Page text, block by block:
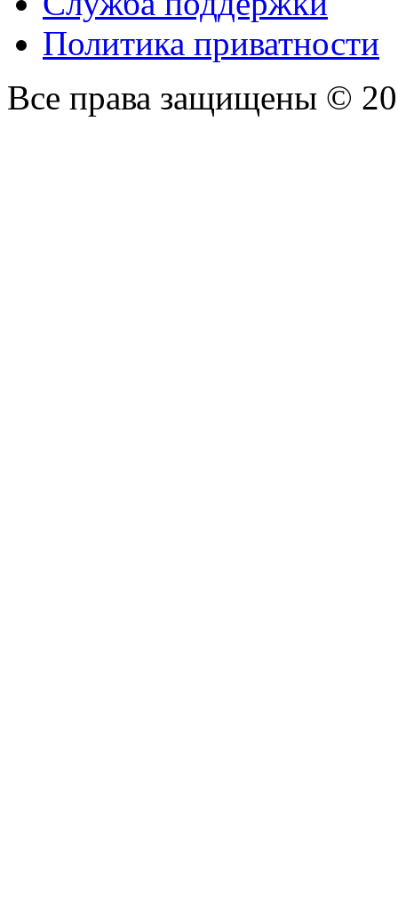
Политика приватности
Все права защищены ©